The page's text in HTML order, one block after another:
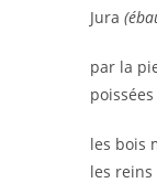
Jura
par la
les bois
les